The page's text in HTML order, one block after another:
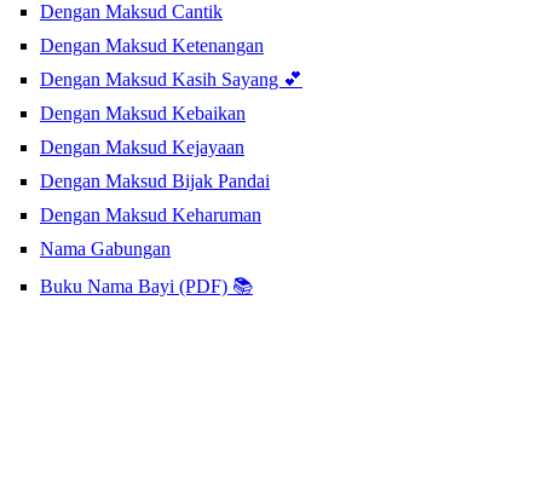
Dengan Maksud Cantik
Dengan Maksud Ketenangan
Dengan Maksud Kasih Sayang 💕
Dengan Maksud Kebaikan
Dengan Maksud Kejayaan
Dengan Maksud Bijak Pandai
Dengan Maksud Keharuman
Nama Gabungan
Buku Nama Bayi (PDF) 📚